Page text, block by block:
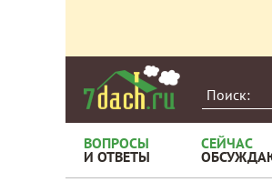
ВОПРОСЫ
И ОТВЕТЫ
СЕЙЧАС